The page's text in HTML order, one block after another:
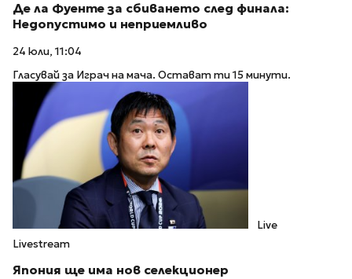
Де ла Фуенте за сбиването след финала:
Недопустимо и неприемливо
24 юли, 11:04
Гласувай за Играч на мача. Остават ти 15 минути.
Live
Livestream
Япония ще има нов селекционер